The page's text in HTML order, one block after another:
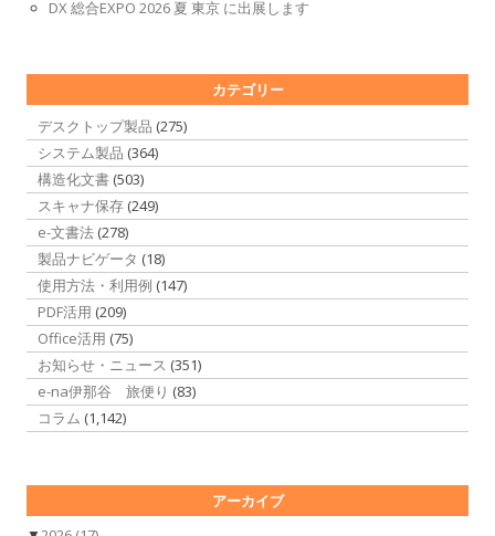
DX 総合EXPO 2026 夏 東京 に出展します
カテゴリー
デスクトップ製品 (275)
システム製品 (364)
構造化文書 (503)
スキャナ保存 (249)
e-文書法 (278)
製品ナビゲータ (18)
使用方法・利用例 (147)
PDF活用 (209)
Office活用 (75)
お知らせ・ニュース (351)
e-na伊那谷 旅便り (83)
コラム (1,142)
アーカイブ